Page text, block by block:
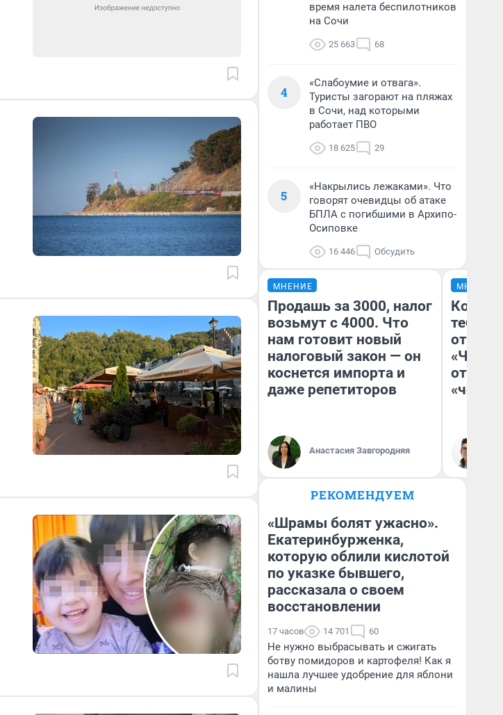
время налета беспилотников
на Сочи
25 663 68
4
«Слабоумие и отвага».
Туристы загорают на пляжах
в Сочи, над которыми
работает ПВО
18 625 29
5
«Накрылись лежаками». Что
говорят очевидцы об атаке
БПЛА с погибшими в Архипо-
Осиповке
16 446 Обсудить
МНЕНИЕ
Продашь за 3000, налог
возьмут с 4000. Что
нам готовит новый
налоговый закон — он
коснется импорта и
даже репетиторов
Анастасия Завгородняя
МНЕНИЕ
тебя
отзыв
РЕКОМЕНДУЕМ
«Шрамы болят ужасно».
Екатеринбурженка,
которую облили кислотой
по указке бывшего,
рассказала о своем
восстановлении
17 часов 14 701 60
Не нужно выбрасывать и сжигать
ботву помидоров и картофеля! Как я
нашла лучшее удобрение для яблони
и малины